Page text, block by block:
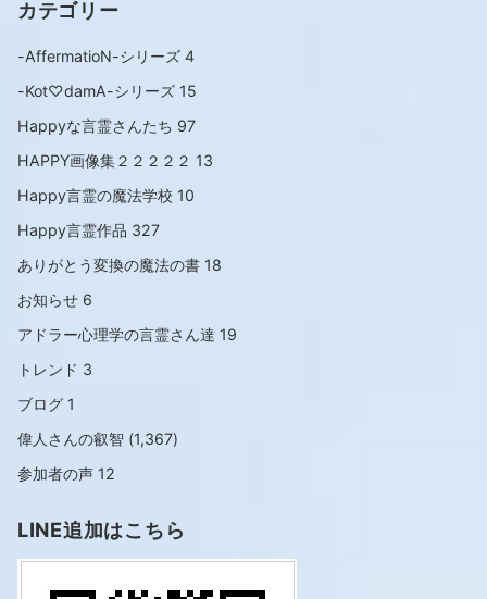
カテゴリー
-AffermatioN-シリーズ 4
-Kot♡damA-シリーズ 15
Happyな言霊さんたち 97
HAPPY画像集２２２２２ 13
Happy言霊の魔法学校 10
Happy言霊作品 327
ありがとう変換の魔法の書 18
お知らせ 6
アドラー心理学の言霊さん達 19
トレンド 3
ブログ 1
偉人さんの叡智 (1,367)
参加者の声 12
LINE追加はこちら